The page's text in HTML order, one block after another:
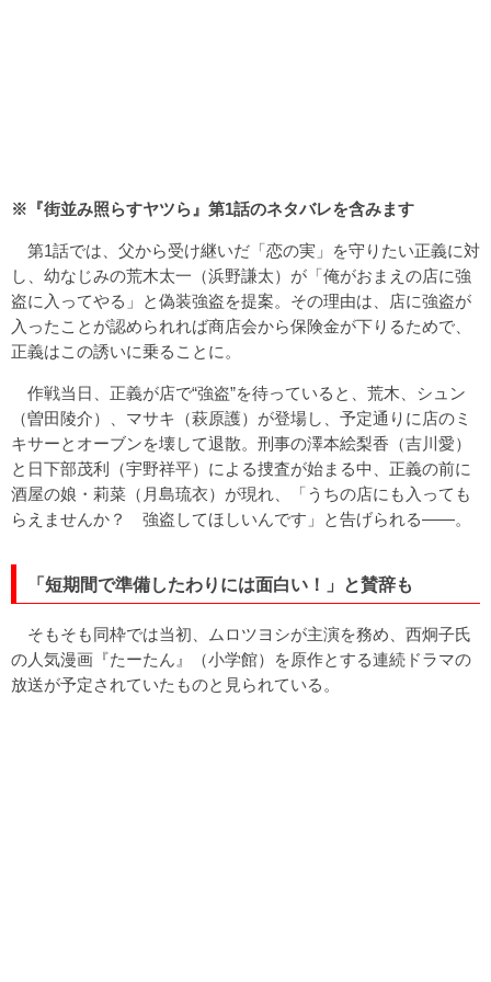
※『街並み照らすヤツら』第1話のネタバレを含みます
第1話では、父から受け継いだ「恋の実」を守りたい正義に対
し、幼なじみの荒木太一（浜野謙太）が「俺がおまえの店に強
盗に入ってやる」と偽装強盗を提案。その理由は、店に強盗が
入ったことが認められれば商店会から保険金が下りるためで、
正義はこの誘いに乗ることに。
作戦当日、正義が店で“強盗”を待っていると、荒木、シュン
（曽田陵介）、マサキ（萩原護）が登場し、予定通りに店のミ
キサーとオーブンを壊して退散。刑事の澤本絵梨香（吉川愛）
と日下部茂利（宇野祥平）による捜査が始まる中、正義の前に
酒屋の娘・莉菜（月島琉衣）が現れ、「うちの店にも入っても
らえませんか？ 強盗してほしいんです」と告げられる――。
「短期間で準備したわりには面白い！」と賛辞も
そもそも同枠では当初、ムロツヨシが主演を務め、西炯子氏
の人気漫画『たーたん』（小学館）を原作とする連続ドラマの
放送が予定されていたものと見られている。